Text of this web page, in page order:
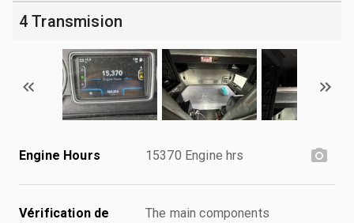
4 Transmision
Engine Hours 15370 Engine hrs
Vérification de
The main components